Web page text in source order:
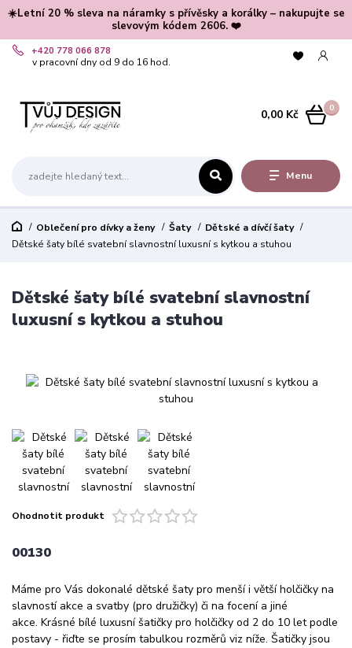
☀️Letní 20 % sleva na náramky s přívěsky a korálky – nakupujte se
slevovým kódem 2606. ❤️
Menu
+420 778 066 878
v pracovní dny od 9 do 16 hod.
0
0,00 Kč
Oblečení pro dívky a ženy Šaty
Dětské a dívčí šaty
Dětské šaty bílé svatební slavnostní luxusní s kytkou a stuhou
Dětské šaty bílé svatební slavnostní
luxusní s kytkou a stuhou
Ohodnotit produkt
00130
Máme pro Vás dokonalé dětské šaty pro menší i větší holčičky na
slavností akce a svatby (pro družičky) či na focení a jiné
akce. Krásné bílé luxusní šatičky pro holčičky od 2 do 10 let podle
postavy - řiďte se prosím tabulkou rozměrů viz níže. Šatičky jsou